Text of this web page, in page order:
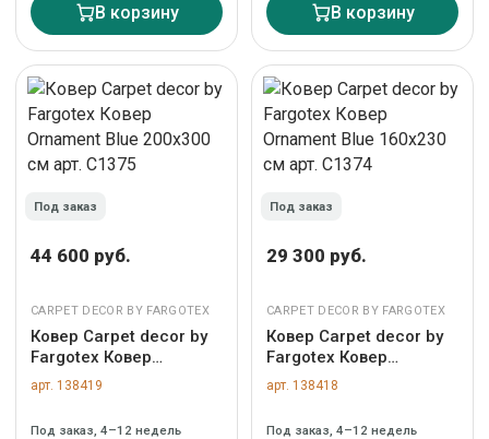
В корзину В корзину
Под заказ
44 600 руб.
CARPET DECOR BY FARGOTEX
Ковер Carpet decor by
Fargotex Ковер
Ornament Blue 200x300
см арт. C1375
арт. 138419
Под заказ, 4–12 недель
Под заказ
29 300 руб.
CARPET DECOR BY FARGOTEX
Ковер Carpet decor by
Fargotex Ковер
Ornament Blue 160x230
см арт. C1374
арт. 138418
Под заказ, 4–12 недель